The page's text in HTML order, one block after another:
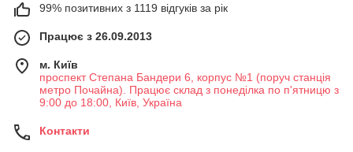
99% позитивних з 1119 відгуків за рік
Працює з 26.09.2013
м. Київ
проспект Степана Бандери 6, корпус №1 (поруч станція
метро Почайна). Працює склад з понеділка по п'ятницю з
9:00 до 18:00, Київ, Україна
Контакти